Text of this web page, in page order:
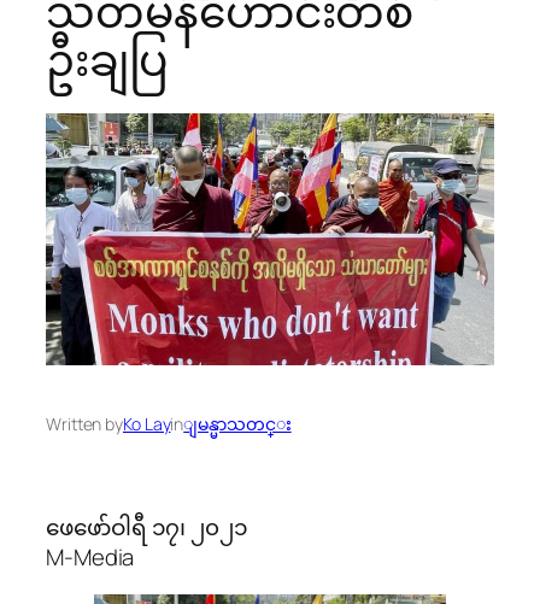
ဦးချပြ
Written byKo Layinျမန္မာသတင္း
ဖေဖော်ဝါရီ ၁၇၊ ၂၀၂၁
M-Media